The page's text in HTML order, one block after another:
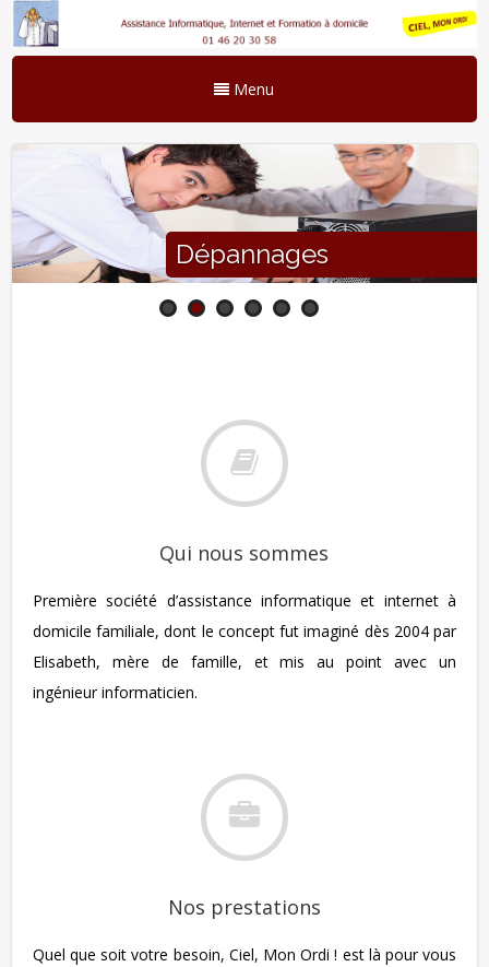
Menu
Dépannages
Qui nous sommes
Première société d’assistance informatique et internet à
domicile familiale, dont le concept fut imaginé dès 2004 par
Elisabeth, mère de famille, et mis au point avec un
ingénieur informaticien.
Nos prestations
Quel que soit votre besoin, Ciel, Mon Ordi ! est là pour vous